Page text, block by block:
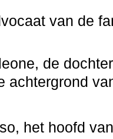
van de
de
achtergrond
het hoofd